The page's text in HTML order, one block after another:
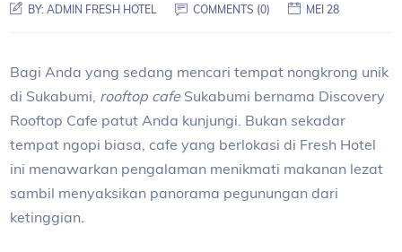
BY:ADMIN FRESH HOTEL COMMENTS (0) MEI 28
Bagi Anda yang sedang mencari tempat nongkrong unik
di Sukabumi, rooftop cafeSukabumi bernama Discovery
Rooftop Cafe patut Anda kunjungi. Bukan sekadar
tempat ngopi biasa, cafe yang berlokasi di Fresh Hotel
ini menawarkan pengalaman menikmati makanan lezat
sambil menyaksikan panorama pegunungan dari
ketinggian.